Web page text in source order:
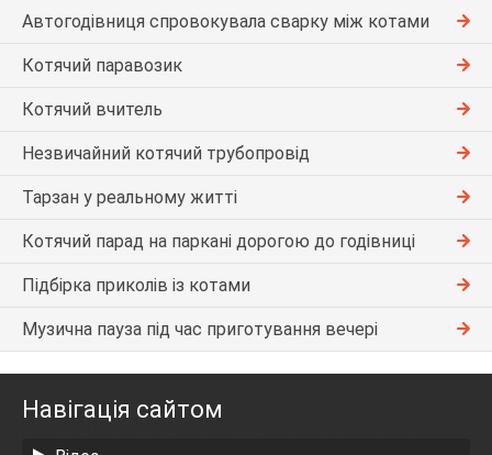
Автогодівниця спровокувала сварку між котами
Котячий паравозик
Котячий вчитель
Незвичайний котячий трубопровід
Тарзан у реальному житті
Котячий парад на паркані дорогою до годівниці
Підбірка приколів із котами
Музична пауза під час приготування вечері
Навігація сайтом